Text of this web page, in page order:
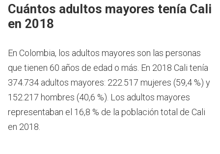
Cuántos adultos mayores tenía Cali
en 2018
En Colombia, los adultos mayores son las personas
que tienen 60 años de edad o más. En 2018 Cali tenía
374.734 adultos mayores: 222.517 mujeres (59,4 %) y
152.217 hombres (40,6 %). Los adultos mayores
representaban el 16,8 % de la población total de Cali
en 2018.